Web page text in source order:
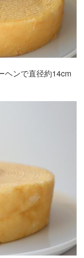
ヘンで直径約14cm